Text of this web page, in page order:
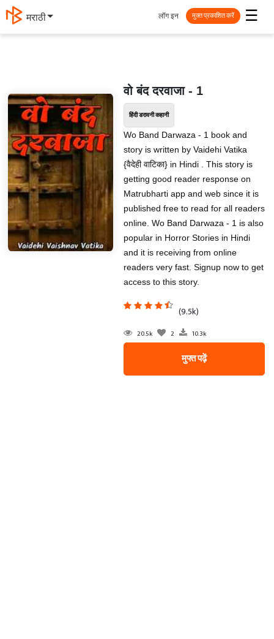
मराठी ☰
लॉग इन मुक्त प्रकाशित करें
वो बंद दरवाजा - 1
हिंदी डरावनी कहानी
Wo Band Darwaza - 1 book and
story is written by Vaidehi Vatika
{वैदेही वाटिका} in Hindi . This story is
getting good reader response on
Matrubharti app and web since it is
published free to read for all readers
online. Wo Band Darwaza - 1 is also
popular in Horror Stories in Hindi
and it is receiving from online
readers very fast. Signup now to get
access to this story.
(9.5k)
20.5k 2 10.3k
मुफ्त पढ़ें